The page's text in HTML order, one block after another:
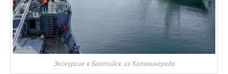
Экскурсия в Балтийск из Калининграда